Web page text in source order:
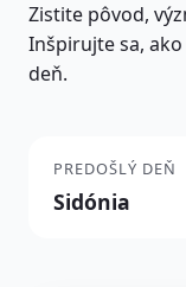
Zistite pôvod,
Inšpirujte sa,
deň.
PREDOŠLÝ DEŇ
Sidónia